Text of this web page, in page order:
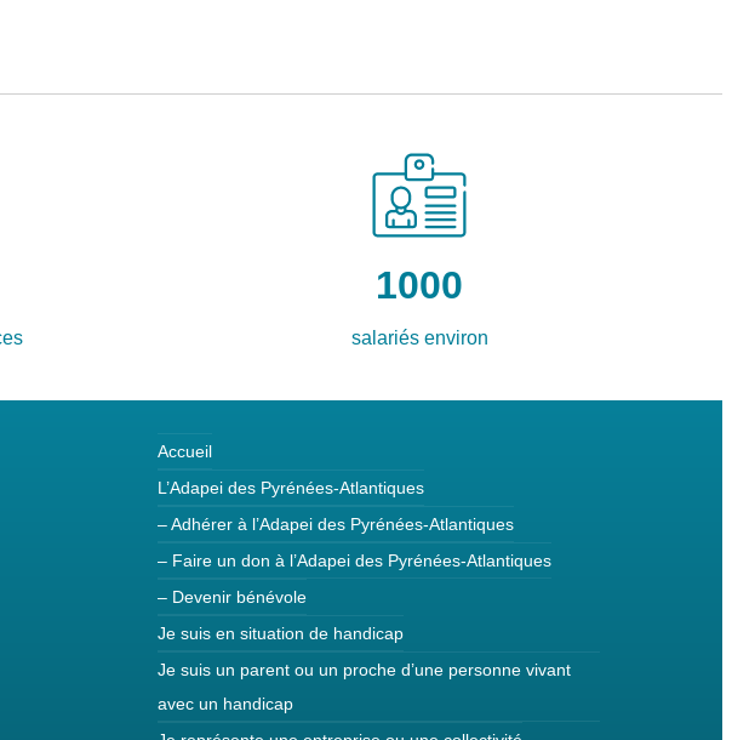
1000
salariés environ
Accueil
L’Adapei des Pyrénées-Atlantiques
– Adhérer à l’Adapei des Pyrénées-Atlantiques
– Faire un don à l’Adapei des Pyrénées-Atlantiques
– Devenir bénévole
Je suis en situation de handicap
Je suis un parent ou un proche d’une personne vivant
avec un handicap